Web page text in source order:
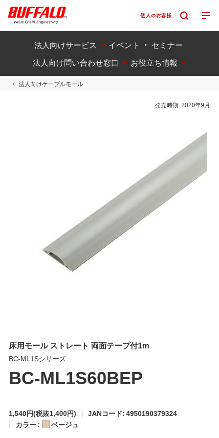
法人向けサービス
イベント ・ セミナー
法人向け問い合わせ窓口
お役立ち情報
法人向けケーブルモール
発売時期:2020年9月
床用モール ストレート 両面テープ付1m
BC-ML1Sシリーズ
BC-ML1S60BEP
1,540円(税抜1,400円)
JANコード: 4950190379324
カラー :
ベージュ